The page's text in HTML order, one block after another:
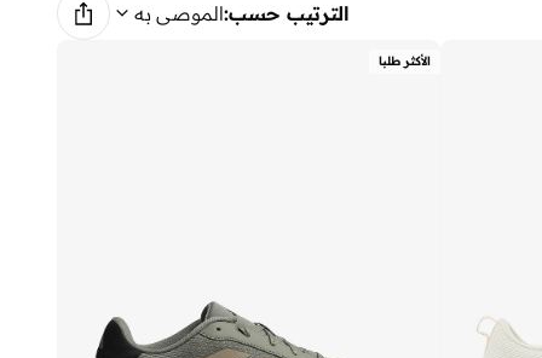
الترتيب حسب:الموصى به
الأكثر طلبا